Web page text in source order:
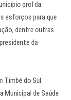
prol da
esforços para que
dentre outras
da
Timbé do Sul
Municipal de Saúde